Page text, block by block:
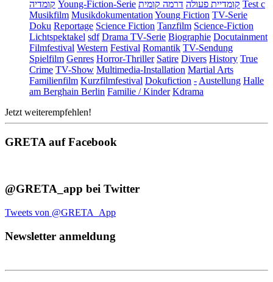
קומדיה Young-Fiction-Serie קומדיית פעולה דרמה קומית
Test c
Musikfilm Musikdokumentation Young Fiction TV-Serie
Doku Reportage Science Fiction Tanzfilm Science-Fiction
Lichtspektakel sdf Drama TV-Serie Biographie Docutainment
Filmfestival Western Festival Romantik TV-Sendung
Spielfilm Genres Horror-Thriller Satire Divers History True
Crime TV-Show Multimedia-Installation Martial Arts
Familienfilm Kurzfilmfestival Dokufiction - Austellung Halle
am Berghain Berlin Familie / Kinder Kdrama
Jetzt weiterempfehlen!
GRETA auf Facebook
@GRETA_app bei Twitter
Tweets von @GRETA_App
Newsletter anmeldung